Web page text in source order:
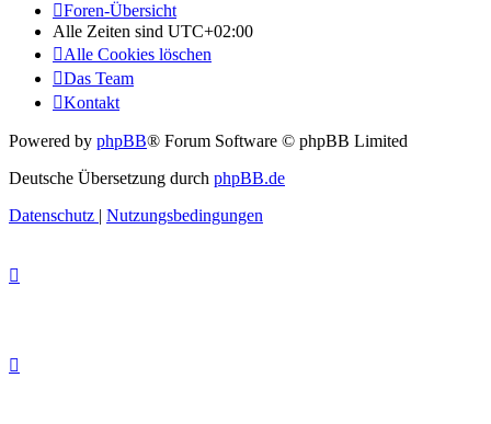
Foren-Übersicht
Alle Zeiten sind UTC+02:00
Alle Cookies löschen
Das Team
Kontakt
Powered by phpBB® Forum Software © phpBB Limited
Deutsche Übersetzung durch phpBB.de
Datenschutz | Nutzungsbedingungen